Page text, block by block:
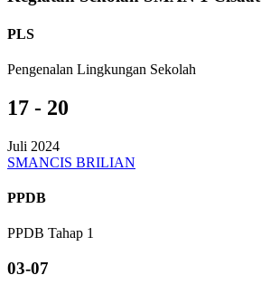
PLS
Pengenalan Lingkungan Sekolah
17 - 20
Juli 2024
SMANCIS BRILIAN
PPDB
PPDB Tahap 1
03-07